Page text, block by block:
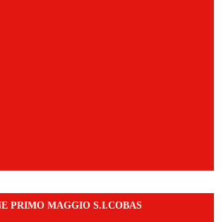
PRIMO MAGGIO S.I.COBAS